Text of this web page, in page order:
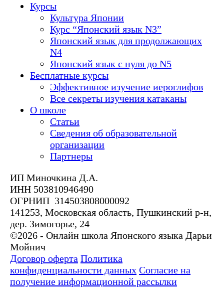
Курсы
Культура Японии
Курс “Японский язык N3”
Японский язык для продолжающих
N4
Японский язык с нуля до N5
Бесплатные курсы
Эффективное изучение иероглифов
Все секреты изучения катаканы
О школе
Статьи
Сведения об образовательной
организации
Партнеры
ИП Миночкина Д.А.
ИНН 503810946490
ОГРНИП 314503808000092
141253, Московская область, Пушкинский р-н,
дер. Зимогорье, 24
©2026 - Онлайн школа Японского языка Дарьи
Мойнич
Договор оферта Политика
конфиденциальности данных Согласие на
получение информационной рассылки